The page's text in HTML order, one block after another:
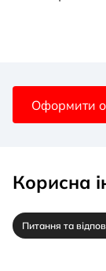
Оформити
Корисна
Питання та